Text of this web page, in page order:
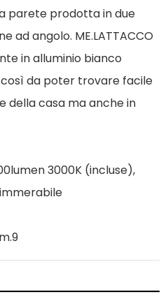
a parete prodotta in due
ad angolo. ME.LATTACCO
in alluminio bianco
da poter trovare facile
della casa ma anche in
3000K (incluse),